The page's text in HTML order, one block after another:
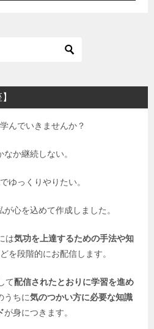
んでいきませんか？
なか継続しない。
ゆっくりやりたい。
心を込めて作成しました。
は気功を上達するための手法や知
を段階的にお配信します。
て配信されたとおりに学習を進め
うちに気のつかい方に必要な知識
が身につきます。